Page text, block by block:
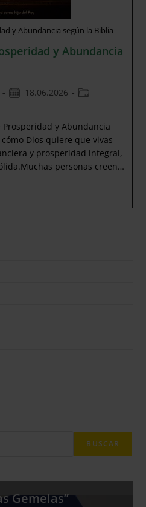
y Abundancia según la Biblia
y Abundancia
Publicación
entrada:
18.06.2026
Categoría
entrada:
Prosperidad y Abundancia
Dios quiere que vivas
y prosperidad integral,
personas creen…
BUSCAR
Gemelas”